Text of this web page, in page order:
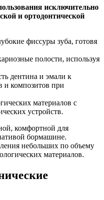
исключительно
и ортодонтической
фиссуры зуба, готовя
полости, используя
дентина и эмали к
и композитов при
материалов с
устройств.
комфортной для
бормашине.
небольших по объему
материалов.